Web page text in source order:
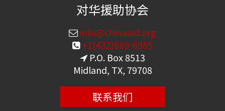
对华援助协会
info@chinaaid.org
+1(432)689-6985
P.O. Box 8513
Midland, TX, 79708
联系我们